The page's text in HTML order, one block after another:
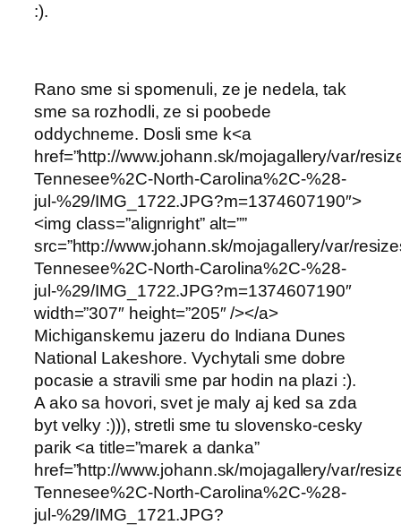
:).
Rano sme si spomenuli, ze je nedela, tak
sme sa rozhodli, ze si poobede
oddychneme. Dosli sme k<a
href=”http://www.johann.sk/mojagallery/var/
Tennesee%2C-North-Carolina%2C-%28-
jul-%29/IMG_1722.JPG?m=1374607190″>
<img class=”alignright” alt=””
src=”http://www.johann.sk/mojagallery/var/
Tennesee%2C-North-Carolina%2C-%28-
jul-%29/IMG_1722.JPG?m=1374607190″
width=”307″ height=”205″ /></a>
Michiganskemu jazeru do Indiana Dunes
National Lakeshore. Vychytali sme dobre
pocasie a stravili sme par hodin na plazi :).
A ako sa hovori, svet je maly aj ked sa zda
byt velky :))), stretli sme tu slovensko-cesky
parik <a title=”marek a danka”
href=”http://www.johann.sk/mojagallery/var/
Tennesee%2C-North-Carolina%2C-%28-
jul-%29/IMG_1721.JPG?